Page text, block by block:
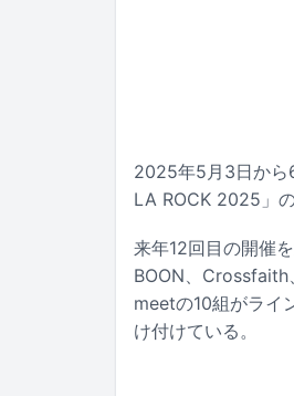
2025年5月3日から
LA ROCK 2025」
来年12回目の開催
BOON、
meetの10組がライ
け付けている。